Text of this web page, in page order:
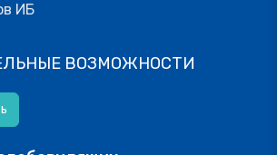
ИБ
ВОЗМОЖНОСТИ